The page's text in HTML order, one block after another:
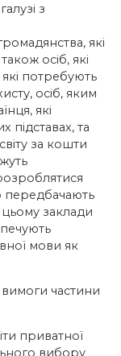
з
які
осіб, які
які потребують
осіб, яким
які
підставах, та
за кошти
передбачають
заклади
мови як
частини
приватної
вибору